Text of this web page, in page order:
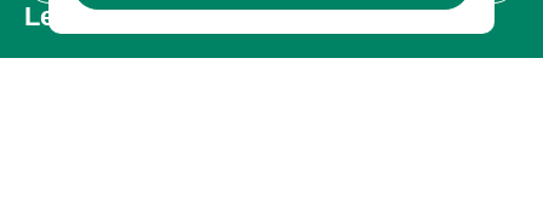
Legal